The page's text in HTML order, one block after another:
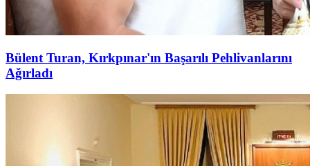
Bülent Turan, Kırkpınar'ın Başarılı Pehlivanlarını
Ağırladı